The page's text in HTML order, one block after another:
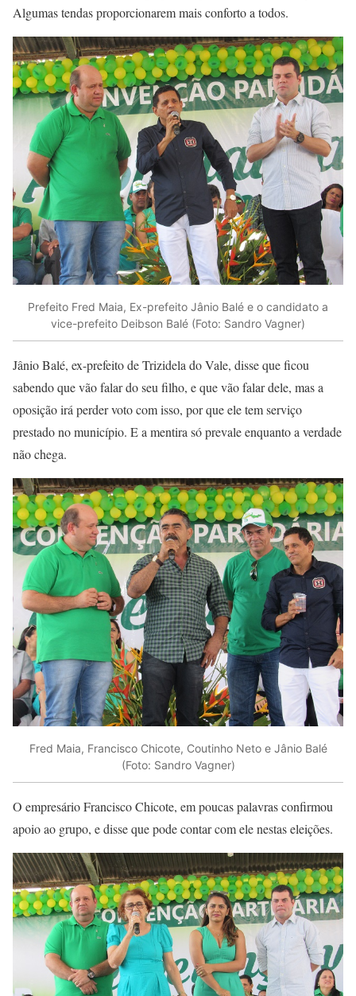
Algumas tendas proporcionarem mais conforto a todos.
Prefeito Fred Maia, Ex-prefeito Jânio Balé e o candidato a
vice-prefeito Deibson Balé (Foto: Sandro Vagner)
Jânio Balé, ex-prefeito de Trizidela do Vale, disse que ficou
sabendo que vão falar do seu filho, e que vão falar dele, mas a
oposição irá perder voto com isso, por que ele tem serviço
prestado no município. E a mentira só prevale enquanto a verdade
não chega.
Fred Maia, Francisco Chicote, Coutinho Neto e Jânio Balé
(Foto: Sandro Vagner)
O empresário Francisco Chicote, em poucas palavras confirmou
apoio ao grupo, e disse que pode contar com ele nestas eleições.